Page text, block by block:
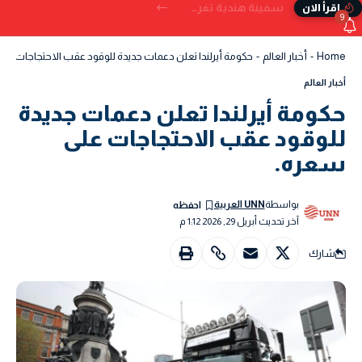
إقرأ الان سفينة هندية تغرق قبالة سواحل اليمن بعد تعرضها للإصابة بمقذوف
9
Home أخبار العالم حكومة أيرلندا تعلن دعمات جديدة للوقود عقب الاحتجاجات
أخبار العالم
حكومة أيرلندا تعلن دعمات جديدة
للوقود عقب الاحتجاجات على
سعره.
آخر تحديث أبريل 29, 2026 1:12 م
بواسطةUNN العربية
شارك